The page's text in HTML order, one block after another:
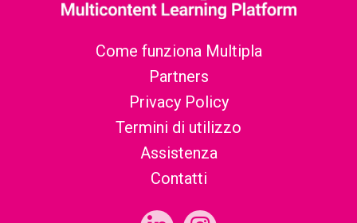
Come funziona Multipla
Partners
Privacy Policy
Termini di utilizzo
Assistenza
Contatti